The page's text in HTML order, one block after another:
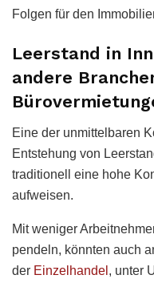
Folgen für den
Leerstand in
andere
Eine der unmittelbaren
Entstehung von
traditionell eine hohe
aufweisen.
Mit weniger
pendeln, könnten auch
der Einzelhandel , unter